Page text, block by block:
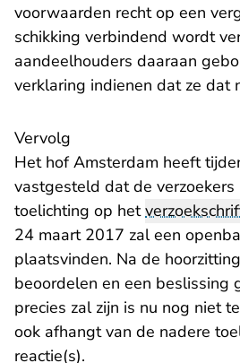
voorwaarden recht op een
schikking verbindend wordt
aandeelhouders daaraan
verklaring indienen dat ze dat
Vervolg
Het hof Amsterdam heeft
vastgesteld dat de verzoekers
toelichting op het
24 maart 2017 zal een
plaatsvinden. Na de
beoordelen en een beslissing
precies zal zijn is nu nog niet
ook afhangt van de nadere
reactie(s).